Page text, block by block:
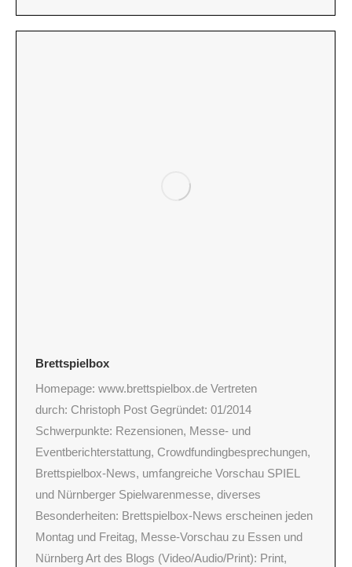
Blog
/
mail
Brettspielbox
Homepage: www.brettspielbox.de Vertreten
durch: Christoph Post Gegründet: 01/2014
Schwerpunkte: Rezensionen, Messe- und
Eventberichterstattung, Crowdfundingbesprechungen,
Brettspielbox-News, umfangreiche Vorschau SPIEL
und Nürnberger Spielwarenmesse, diverses
Besonderheiten: Brettspielbox-News erscheinen jeden
Montag und Freitag, Messe-Vorschau zu Essen und
Nürnberg Art des Blogs (Video/Audio/Print): Print,